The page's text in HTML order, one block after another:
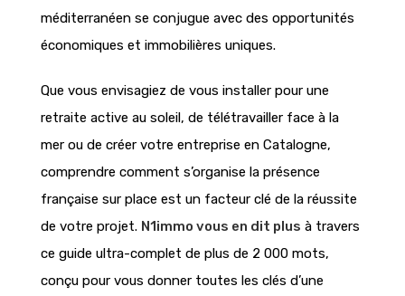
méditerranéen se conjugue avec des opportunités
économiques et immobilières uniques.
Que vous envisagiez de vous installer pour une
retraite active au soleil, de télétravailler face à la
mer ou de créer votre entreprise en Catalogne,
comprendre comment s’organise la présence
française sur place est un facteur clé de la réussite
de votre projet. N1immo vous en dit plus à travers
ce guide ultra-complet de plus de 2 000 mots,
conçu pour vous donner toutes les clés d’une